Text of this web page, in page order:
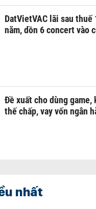
DatVietVAC lãi sau
năm, dồn 6 concert vào
Đề xuất cho dùng
thế chấp, vay vốn ngân
nhất